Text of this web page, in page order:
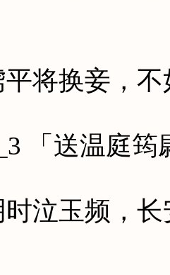
换妾，不
送温庭筠
玉频，长